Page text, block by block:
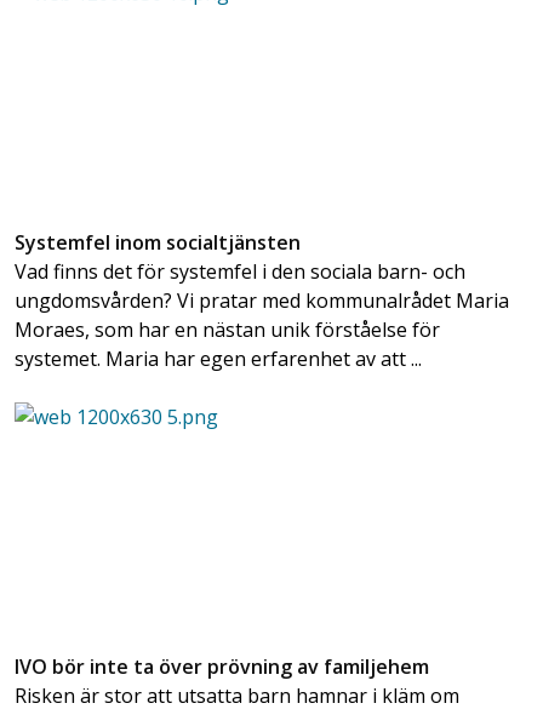
Systemfel inom socialtjänsten
Vad finns det för systemfel i den sociala barn- och
ungdomsvården? Vi pratar med kommunalrådet Maria
Moraes, som har en nästan unik förståelse för
systemet. Maria har egen erfarenhet av att ...
IVO bör inte ta över prövning av familjehem
Risken är stor att utsatta barn hamnar i kläm om